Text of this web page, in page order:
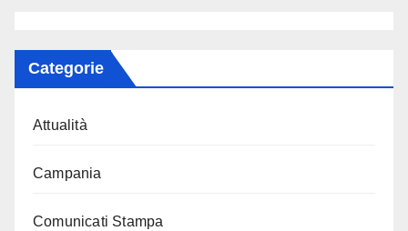
Categorie
Attualità
Campania
Comunicati Stampa